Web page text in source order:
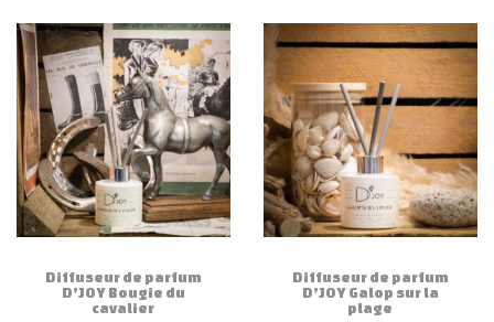
Diffuseur de parfum
D’JOY Bougie du
cavalier
Diffuseur de parfum
D’JOY Galop sur la
plage